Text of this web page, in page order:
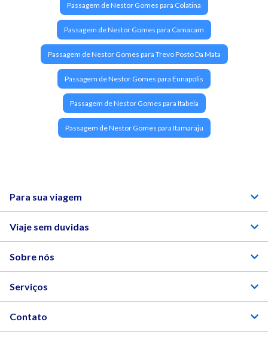
Passagem de Nestor Gomes para Colatina
Passagem de Nestor Gomes para Camacam
Passagem de Nestor Gomes para Trevo Posto Da Mata
Passagem de Nestor Gomes para Eunapolis
Passagem de Nestor Gomes para Itabela
Passagem de Nestor Gomes para Itamaraju
Para sua viagem
Viaje sem duvidas
Sobre nós
Serviços
Contato